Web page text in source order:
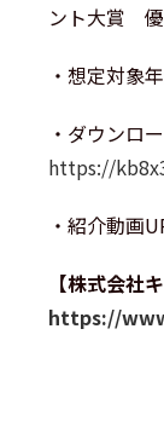
ント大賞 優
・想定対象
・ダウンロ
https://
・紹介動画
【株式会社
https://